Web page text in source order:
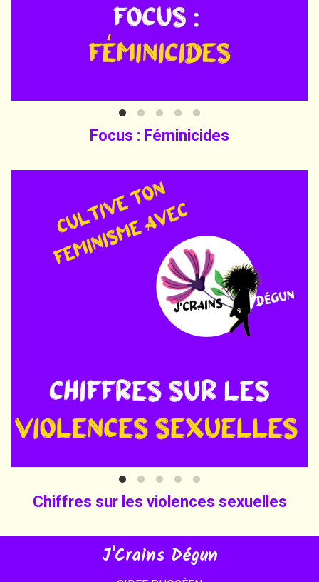
Focus : Féminicides
Chiffres sur les violences sexuelles
J'Crains Dégun